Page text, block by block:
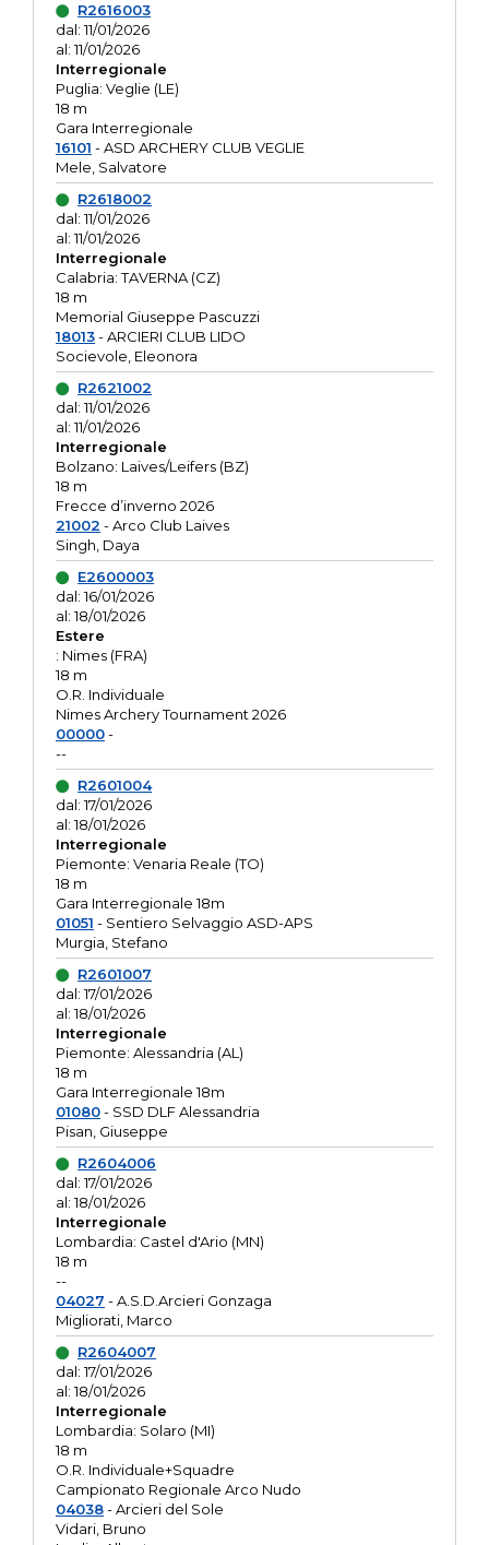
R2616003
dal: 11/01/2026
al: 11/01/2026
Interregionale
Puglia: Veglie (LE)
18 m
Gara Interregionale
16101 - ASD ARCHERY CLUB VEGLIE
Mele, Salvatore
R2618002
dal: 11/01/2026
al: 11/01/2026
Interregionale
Calabria: TAVERNA (CZ)
18 m
Memorial Giuseppe Pascuzzi
18013- ARCIERI CLUB LIDO
Socievole, Eleonora
R2621002
dal: 11/01/2026
al: 11/01/2026
Interregionale
Bolzano: Laives/Leifers (BZ)
18 m
Frecce d’inverno 2026
21002 - Arco Club Laives
Singh, Daya
E2600003
dal: 16/01/2026
al: 18/01/2026
Estere
: Nimes (FRA)
18 m
O.R. Individuale
Nimes Archery Tournament 2026
00000-
--
R2601004
dal: 17/01/2026
al: 18/01/2026
Interregionale
Piemonte: Venaria Reale (TO)
18 m
Gara Interregionale 18m
01051 - Sentiero Selvaggio ASD-APS
Murgia, Stefano
R2601007
dal: 17/01/2026
al: 18/01/2026
Interregionale
Piemonte: Alessandria (AL)
18 m
Gara Interregionale 18m
01080- SSD DLF Alessandria
Pisan, Giuseppe
R2604006
dal: 17/01/2026
al: 18/01/2026
Interregionale
Lombardia: Castel d'Ario (MN)
18 m
--
04027 - A.S.D.Arcieri Gonzaga
Migliorati, Marco
R2604007
dal: 17/01/2026
al: 18/01/2026
Interregionale
Lombardia: Solaro (MI)
18 m
O.R. Individuale+Squadre
Campionato Regionale Arco Nudo
04038- Arcieri del Sole
Vidari, Bruno